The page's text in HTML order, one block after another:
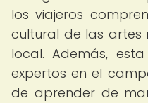
los viajeros
cultural de las artes
local. Además,
expertos en el
de aprender de